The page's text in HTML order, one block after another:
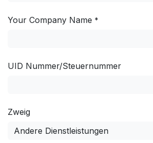
Your Company Name *
UID Nummer/Steuernummer
Zweig